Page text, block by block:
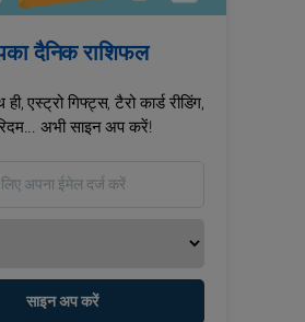
दैनिक राशिफल
एस्ट्रो गिफ्ट्स, टैरो कार्ड रीडिंग,
अभी साइन अप करें!
साइन अप करें